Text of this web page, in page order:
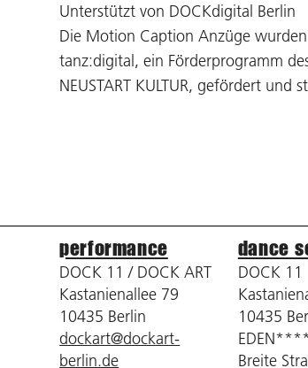
Unterstützt von DOCKdigital Berlin
Die Motion Caption Anzüge
tanz:digital, ein Förderprogramm
NEUSTART KULTUR, gefördert
performance
DOCK 11 / DOCK ART
Kastanienallee 79
10435 Berlin
dockart@dockart-
berlin.de
dance
DOCK 11
10435
Breite